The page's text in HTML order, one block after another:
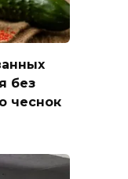
без
чеснок